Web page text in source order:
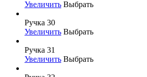
Увеличить Выбрать
Ручка 30
Увеличить Выбрать
Ручка 31
Увеличить Выбрать